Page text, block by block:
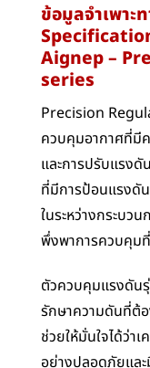
ข้อมูลจำเพา
Aignep –
series
Precision
ควบคุมอากาศที่มี
และการปรับแรง
ที่มีการป้อนแรงดั
ในระหว่างกระบว
พึ่งพาการควบคุม
ตัวควบคุมแรงดัน
รักษาความดันที่ต้
ช่วยให้มั่นใจได้ว่า
อย่างปลอดภัยแล